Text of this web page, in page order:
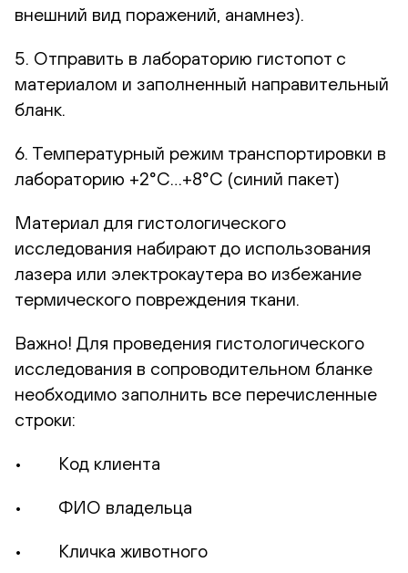
внешний вид поражений, анамнез).
5. Отправить в лабораторию гистопот с
материалом и заполненный направительный
бланк.
6. Температурный режим транспортировки в
лабораторию +2°С…+8°С (синий пакет)
Материал для гистологического
исследования набирают до использования
лазера или электрокаутера во избежание
термического повреждения ткани.
Важно! Для проведения гистологического
исследования в сопроводительном бланке
необходимо заполнить все перечисленные
строки:
• Код клиента
• ФИО владельца
• Кличка животного